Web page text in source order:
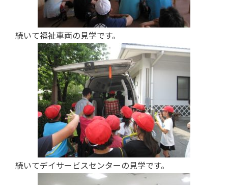
続いて福祉車両の見学です。
続いてデイサービスセンターの見学です。